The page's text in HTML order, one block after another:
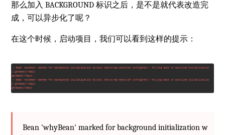
那么加入 BACKGROUND 标识之后，是不是就代表改造完
成，可以异步化了呢？
在这个时候，启动项目，我们可以看到这样的提示：
Bean 'whyBean' marked for background initialization w